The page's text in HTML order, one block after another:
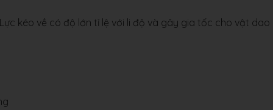
kéo về có độ lớn tỉ lệ với li độ và gây gia tốc cho vật dao